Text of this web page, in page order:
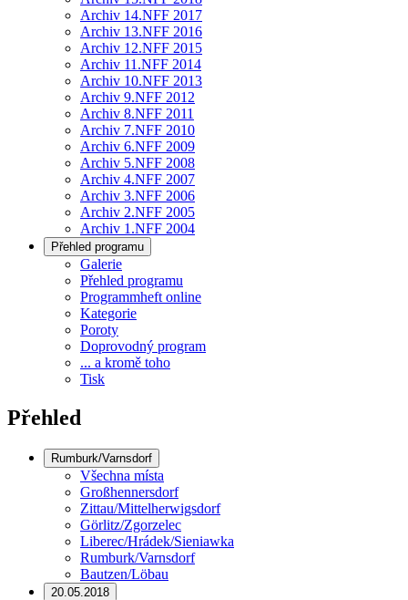
Archiv 14.NFF 2017
Archiv 13.NFF 2016
Archiv 12.NFF 2015
Archiv 11.NFF 2014
Archiv 10.NFF 2013
Archiv 9.NFF 2012
Archiv 8.NFF 2011
Archiv 7.NFF 2010
Archiv 6.NFF 2009
Archiv 5.NFF 2008
Archiv 4.NFF 2007
Archiv 3.NFF 2006
Archiv 2.NFF 2005
Archiv 1.NFF 2004
Přehled programu
Galerie
Přehled programu
Programmheft online
Kategorie
Poroty
Doprovodný program
... a kromě toho
Tisk
Přehled
Rumburk/Varnsdorf
Všechna místa
Großhennersdorf
Zittau/Mittelherwigsdorf
Görlitz/Zgorzelec
Liberec/Hrádek/Sieniawka
Rumburk/Varnsdorf
Bautzen/Löbau
20.05.2018